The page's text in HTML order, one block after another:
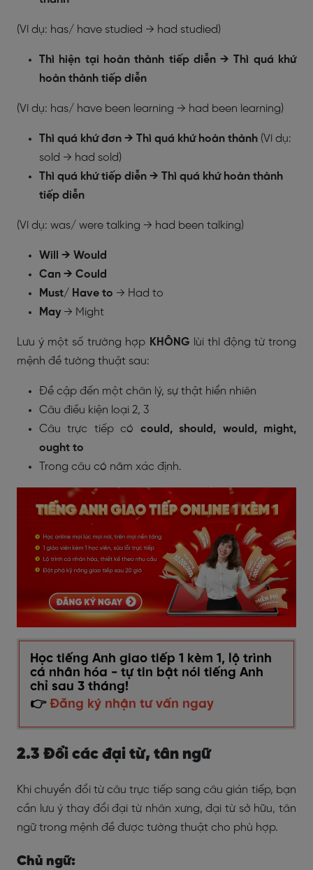
(Ví dụ: has/ have studied → had studied)
Thì hiện tại hoàn thành tiếp diễn → Thì quá khứ
hoàn thành tiếp diễn
(Ví dụ: has/ have been learning → had been learning)
Thì quá khứ đơn → Thì quá khứ hoàn thành (Ví dụ:
sold → had sold)
Thì quá khứ tiếp diễn → Thì quá khứ hoàn thành
tiếp diễn
(Ví dụ: was/ were talking → had been talking)
Will → Would
Can → Could
Must/ Have to → Had to
May → Might
Lưu ý một số trường hợp KHÔNG lùi thì động từ trong
mệnh đề tường thuật sau:
Đề cập đến một chân lý, sự thật hiển nhiên
Câu điều kiện loại 2, 3
Câu trực tiếp có could, should, would, might,
ought to
Trong câu có năm xác định.
Học tiếng Anh giao tiếp 1 kèm 1, lộ trình
cá nhân hóa - tự tin bật nói tiếng Anh
chỉ sau 3 tháng!
👉 Đăng ký nhận tư vấn ngay
2.3 Đổi các đại từ, tân ngữ
Khi chuyển đổi từ câu trực tiếp sang câu gián tiếp, bạn
cần lưu ý thay đổi đại từ nhân xưng, đại từ sở hữu, tân
ngữ trong mệnh đề được tường thuật cho phù hợp.
Chủ ngữ: